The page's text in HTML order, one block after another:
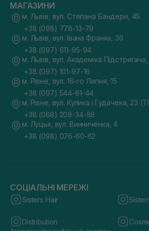
МАГАЗИНИ
м. Львів, вул. Степана Бандери, 45
+38 (098) 778-13-79
м. Львів, вул. Івана Франка, 36
+38 (097) 611-95-94
м. Львів, вул. Академіка
+38 (097) 101-97-16
м. Рівне, вул. 16-го Липня, 15
+38 (097) 544-61-44
м. Рівне, вул. Кулика і Гудачека, 23
+38 (068) 209-34-88
м. Луцьк, вул. Винниченка, 4
+38 (098) 076-60-62
СОЦІАЛЬНІ МЕРЕЖІ
Sisters Hair
Distribution